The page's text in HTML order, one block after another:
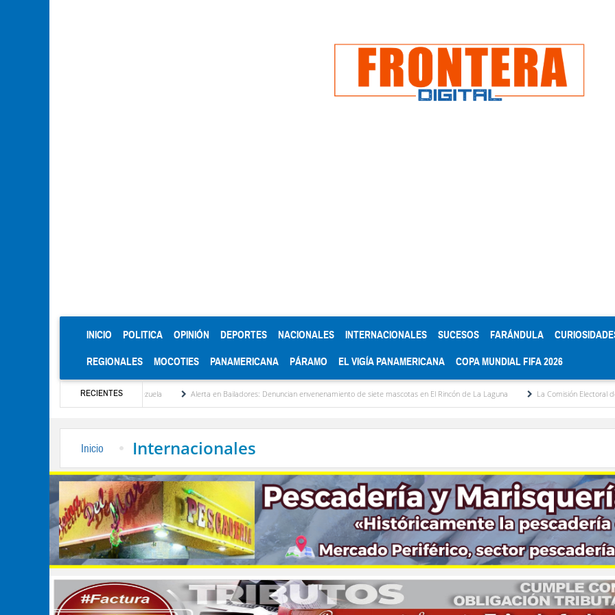
INICIO (CURRENT)
POLITICA OPINIÓN DEPORTES NACIONALES INTERNACIONALES SUCESOS FARÁNDULA
REGIONALES MOCOTIES PANAMERICANA PÁRAMO EL VIGÍA PANAMERICANA COPA MUNDIAL FIFA 2026
RECIENTES
de Venezuela Alerta en Bailadores: Denuncian envenenamiento de siete mascotas en El Rincón de La Laguna La Comisión Electoral del Colegio de
Inicio Internacionales